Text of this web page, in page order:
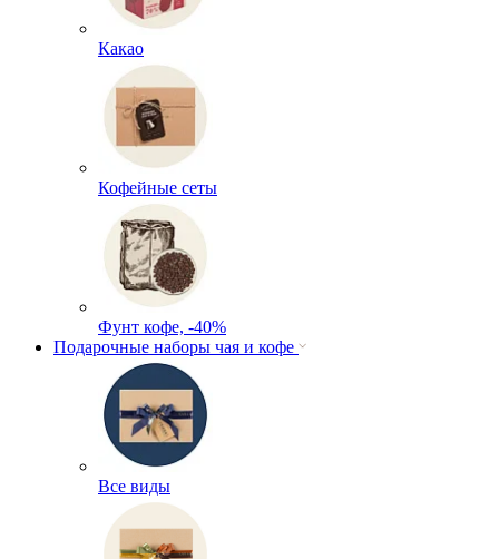
Какао
Кофейные сеты
Фунт кофе, -40%
Подарочные наборы чая и кофе
Все виды